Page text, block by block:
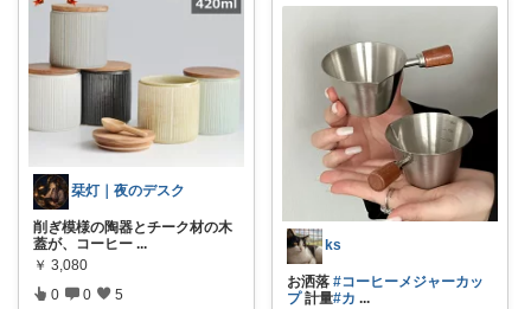
栞灯｜夜のデスク
削ぎ模様の陶器とチーク材の木
蓋が、コーヒー ...
￥ 3,080
0 0 5
ks
お洒落 #コーヒーメジャーカッ
プ計量#カ ...